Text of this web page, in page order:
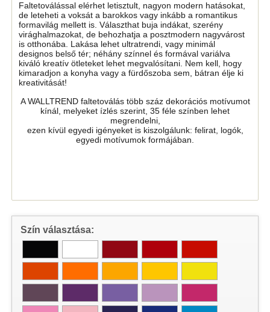
Faltetoválással elérhet letisztult, nagyon modern hatásokat,
de leteheti a voksát a barokkos vagy inkább a romantikus
formavilág mellett is. Választhat buja indákat, szerény
virághalmazokat, de behozhatja a posztmodern nagyvárost
is otthonába. Lakása lehet ultratrendi, vagy minimál
designos belső tér; néhány színnel és formával variálva
kiváló kreatív ötleteket lehet megvalósítani. Nem kell, hogy
kimaradjon a konyha vagy a fürdőszoba sem, bátran élje ki
kreativitását!
A WALLTREND faltetoválás több száz dekorációs motívumot
kínál, melyeket ízlés szerint, 35 féle színben lehet
megrendelni,
ezen kívül egyedi igényeket is kiszolgálunk: felirat, logók,
egyedi motívumok formájában.
Szín választása: